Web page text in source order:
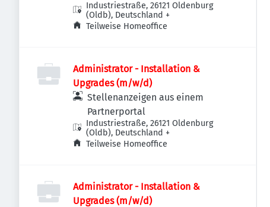
Industriestraße, 26121 Oldenburg
(Oldb), Deutschland +
Teilweise Homeoffice
Administrator - Installation &
Upgrades (m/w/d)
Stellenanzeigen aus einem
Partnerportal
Industriestraße, 26121 Oldenburg
(Oldb), Deutschland +
Teilweise Homeoffice
Administrator - Installation &
Upgrades (m/w/d)